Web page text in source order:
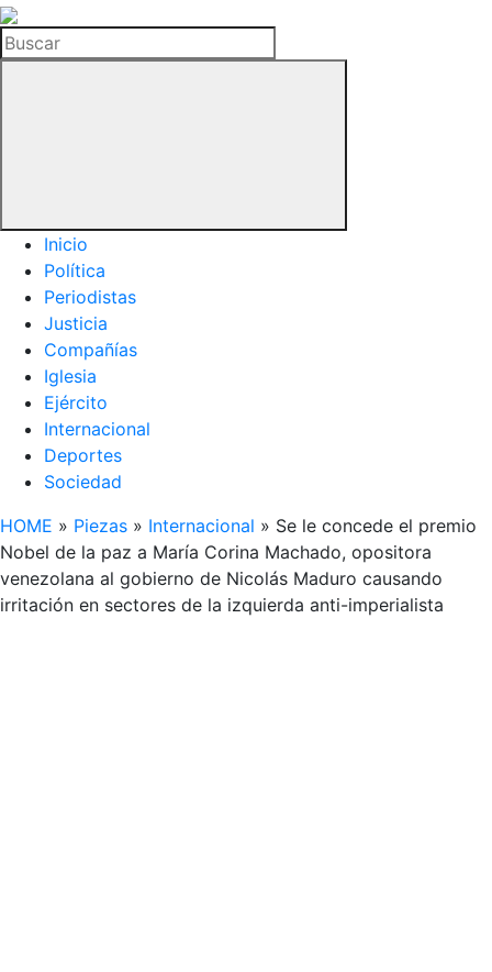
La
Hemeroteca
del
Buscar
Inicio
Política
Periodistas
Justicia
Compañías
Iglesia
Ejército
Internacional
Deportes
Sociedad
HOME » Piezas » Internacional » Se le concede el premio
Nobel de la paz a María Corina Machado, opositora
venezolana al gobierno de Nicolás Maduro causando
irritación en sectores de la izquierda anti-imperialista